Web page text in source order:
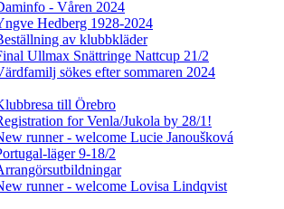
- Våren 2024
Hedberg 1928-2024
av klubbkläder
Ullmax Snättringe Nattcup 21/2
sökes efter sommaren 2024
till Örebro
for Venla/Jukola by 28/1!
runner - welcome Lucie Janoušková
läger 9-18/2
runner - welcome Lovisa Lindqvist